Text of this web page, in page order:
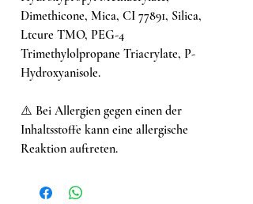
Dimethicone, Mica, CI 77891, Silica,
Ltcure TMO, PEG-4
Trimethylolpropane Triacrylate, P-
Hydroxyanisole.
⚠️ Bei Allergien gegen einen der
Inhaltsstoffe kann eine allergische
Reaktion auftreten.